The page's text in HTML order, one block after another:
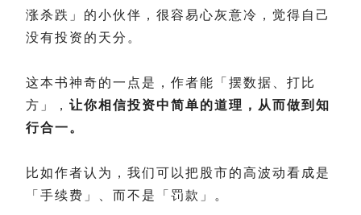
涨杀跌」的小伙伴，很容易心灰意冷，觉得自己
没有投资的天分。
这本书神奇的一点是，作者能「摆数据、打比
方」， 让你相信投资中简单的道理，从而做到知
行合一。
比如作者认为，我们可以把股市的高波动看成是
「手续费」、而不是「罚款」。